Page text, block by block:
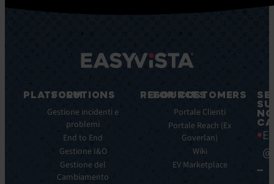
PLATFORM
Caratteristiche
principali
principali
Integrazioni
SOLUTIONS
Gestione incidenti e
problemi
End to End
Gestione I&O
Gestione del
Cambiamento
RESOURCES
Ebook
Whitepaper
Study
FOR CUSTOMERS
Portale Clienti
Portale Reach (Ex
Goverlan)
Wiki
EV Marketplace